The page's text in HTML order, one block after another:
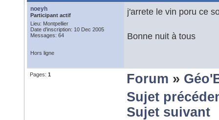
noeyh
Participant actif
Lieu: Montpellier
Date d'inscription: 10 Dec 2005
Messages: 64
j'arrete le vin poru ce
Bonne nuit à tous
Hors ligne
Pages: 1 Forum »
Sujet
Sujet suivant